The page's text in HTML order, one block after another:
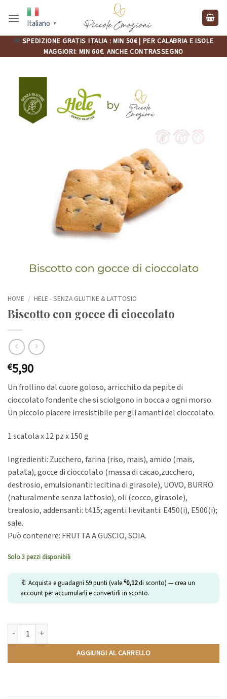
Italiano ▼
🚚 SPEDIZIONE GRATIS ITALIA : MIN 50€ | PER CALABRIA E ISOLE
MAGGIORI: MIN 60€. ANCHE CONTRASSEGNO
HOME / HELE - SENZA GLUTINE & LATTOSIO
Biscotto con gocce di cioccolato
€5,90
Un frollino dal cuore goloso, arricchito da pepite di
cioccolato fondente che si sciolgono in bocca a ogni morso.
Un piccolo piacere irresistibile per gli amanti del cioccolato.
1 scatola x 12 pz x 150 g
Ingredienti: Zucchero, farina (riso, mais), amido (mais,
patata), gocce di cioccolato (massa di cacao,zucchero,
destrosio, emulsionanti: lecitina di girasole), UOVO, BURRO
(naturalmente senza lattosio), oli (cocco, girasole),
trealosio, addensanti: t415; agenti lievitanti: E450(i), E500(i);
sale.
Può contenere: FRUTTA A GUSCIO, SOIA.
Solo 3 pezzi disponibili
🔖 Acquista e guadagni 59punti (vale €0,12di sconto) — crea un
account per accumularli e convertirli in sconto.
Biscotto con gocce di cioccolato quantità
AGGIUNGI AL CARRELLO